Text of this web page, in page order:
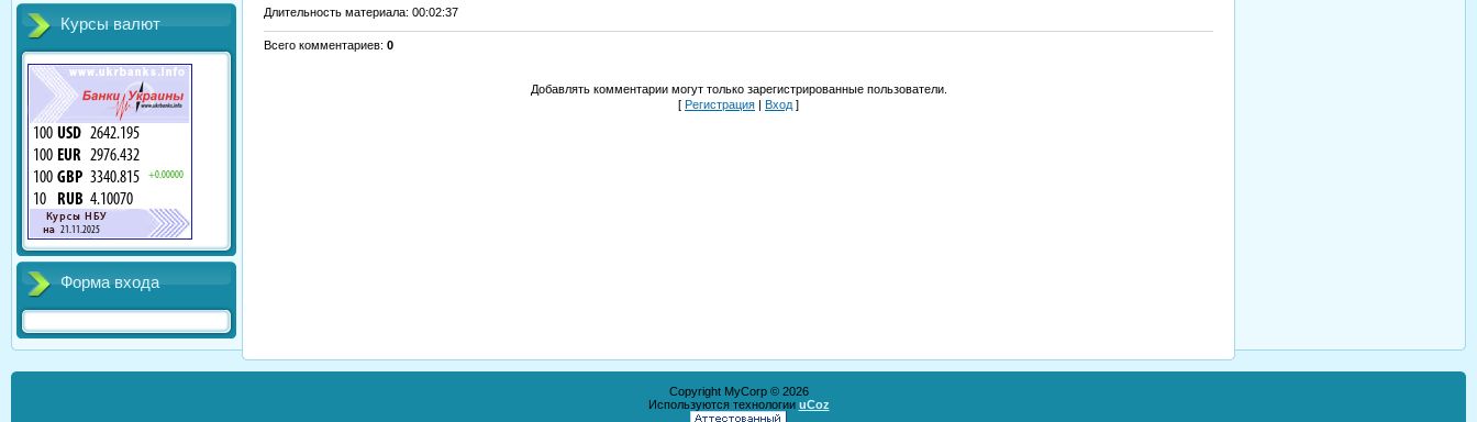
Курсы валют
Форма входа
Длительность материала: 00:02:37
Всего комментариев: 0
Добавлять комментарии могут только зарегистрированные пользователи.
[ Регистрация | Вход ]
Copyright MyCorp © 2026
Используются технологии uCoz